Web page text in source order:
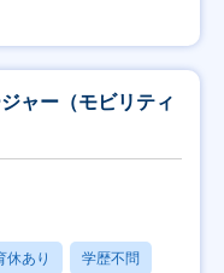
ャー（モビリティ
休あり 学歴不問